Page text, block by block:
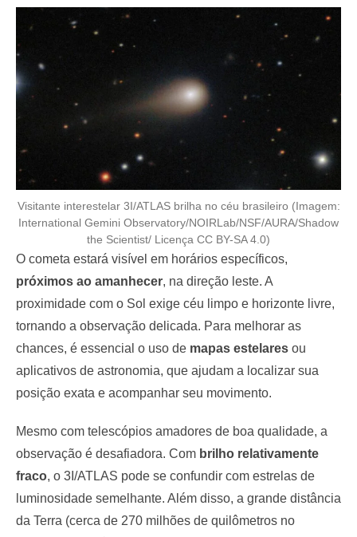
Visitante interestelar 3I/ATLAS brilha no céu brasileiro (Imagem:
International Gemini Observatory/NOIRLab/NSF/AURA/Shadow
the Scientist/ Licença CC BY-SA 4.0)
O cometa estará visível em horários específicos,
próximos ao amanhecer, na direção leste. A
proximidade com o Sol exige céu limpo e horizonte livre,
tornando a observação delicada. Para melhorar as
chances, é essencial o uso de mapas estelares ou
aplicativos de astronomia, que ajudam a localizar sua
posição exata e acompanhar seu movimento.
Mesmo com telescópios amadores de boa qualidade, a
observação é desafiadora. Com brilho relativamente
fraco, o 3I/ATLAS pode se confundir com estrelas de
luminosidade semelhante. Além disso, a grande distância
da Terra (cerca de 270 milhões de quilômetros no